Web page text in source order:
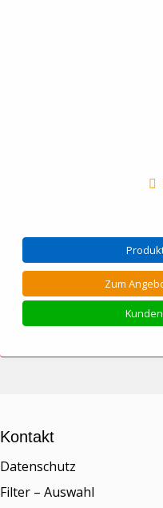
Zum
Kontakt
Datenschutz
Filter – Auswahl